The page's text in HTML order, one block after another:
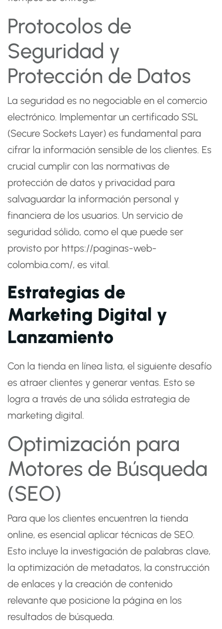
Protocolos de
Seguridad y
Protección de Datos
La seguridad es no negociable en el comercio
electrónico. Implementar un certificado SSL
(Secure Sockets Layer) es fundamental para
cifrar la información sensible de los clientes. Es
crucial cumplir con las normativas de
protección de datos y privacidad para
salvaguardar la información personal y
financiera de los usuarios. Un servicio de
seguridad sólido, como el que puede ser
provisto por https://paginas-web-
colombia.com/, es vital.
Estrategias de
Marketing Digital y
Lanzamiento
Con la tienda en línea lista, el siguiente desafío
es atraer clientes y generar ventas. Esto se
logra a través de una sólida estrategia de
marketing digital.
Optimización para
Motores de Búsqueda
(SEO)
Para que los clientes encuentren la tienda
online, es esencial aplicar técnicas de SEO.
Esto incluye la investigación de palabras clave,
la optimización de metadatos, la construcción
de enlaces y la creación de contenido
relevante que posicione la página en los
resultados de búsqueda.